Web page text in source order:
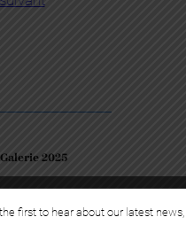
2025
first to hear about our latest